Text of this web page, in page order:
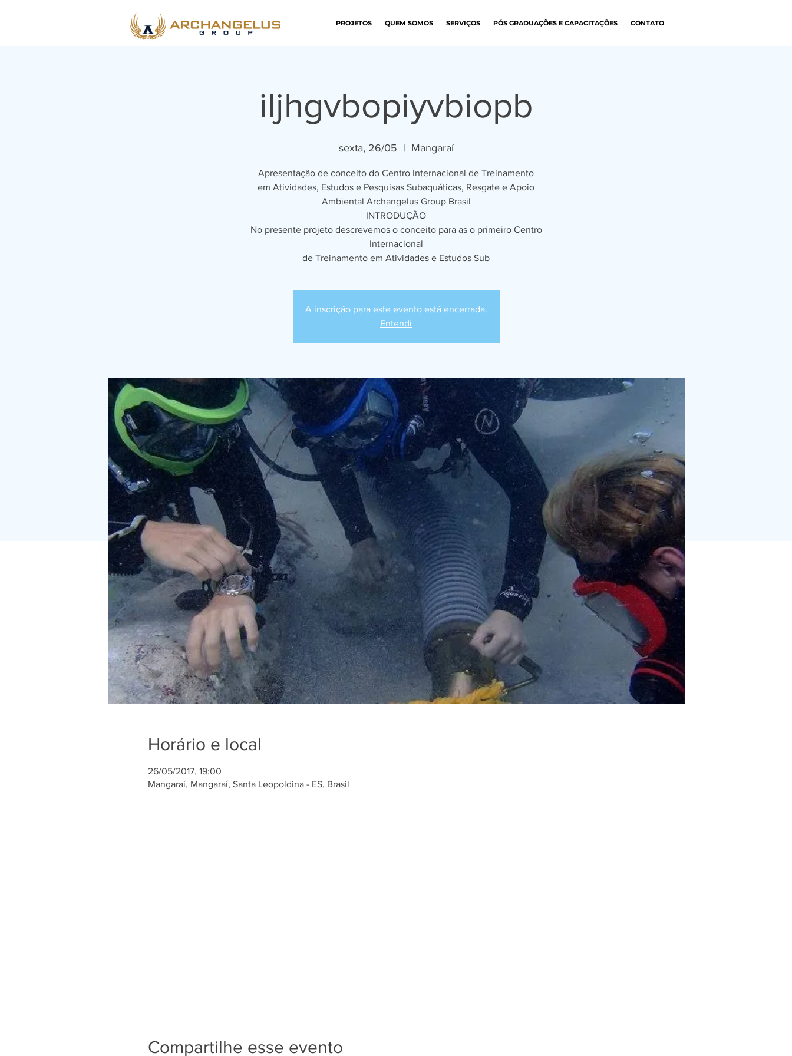
PROJETOS QUEM SOMOS SERVIÇOS PÓS GRADUAÇÕES E CAPACITAÇÕES CONTATO
iljhgvbopiyvbiopb
sexta, 26/05
  |
Mangaraí
Apresentação de conceito do Centro Internacional de Treinamento
em Atividades, Estudos e Pesquisas Subaquáticas, Resgate e Apoio
Ambiental Archangelus Group Brasil
INTRODUÇÃO
No presente projeto descrevemos o conceito para as o primeiro Centro
Internacional
de Treinamento em Atividades e Estudos Sub
A inscrição para este evento está encerrada.
Entendi
Horário e local
26/05/2017, 19:00
Mangaraí, Mangaraí, Santa Leopoldina - ES, Brasil
Compartilhe esse evento